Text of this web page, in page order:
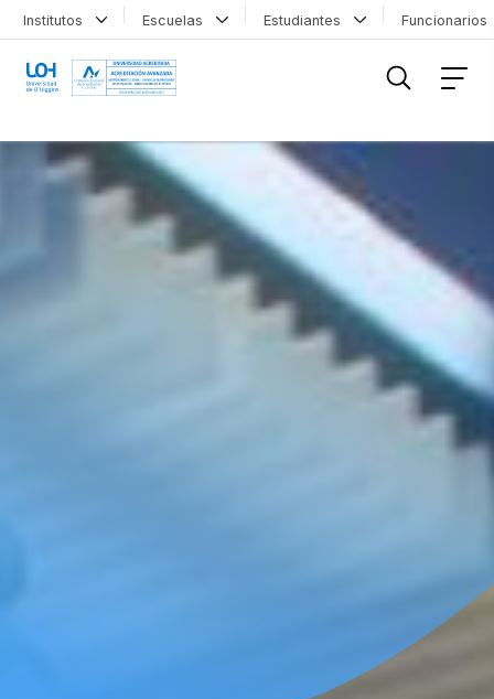
Institutos Escuelas Estudiantes